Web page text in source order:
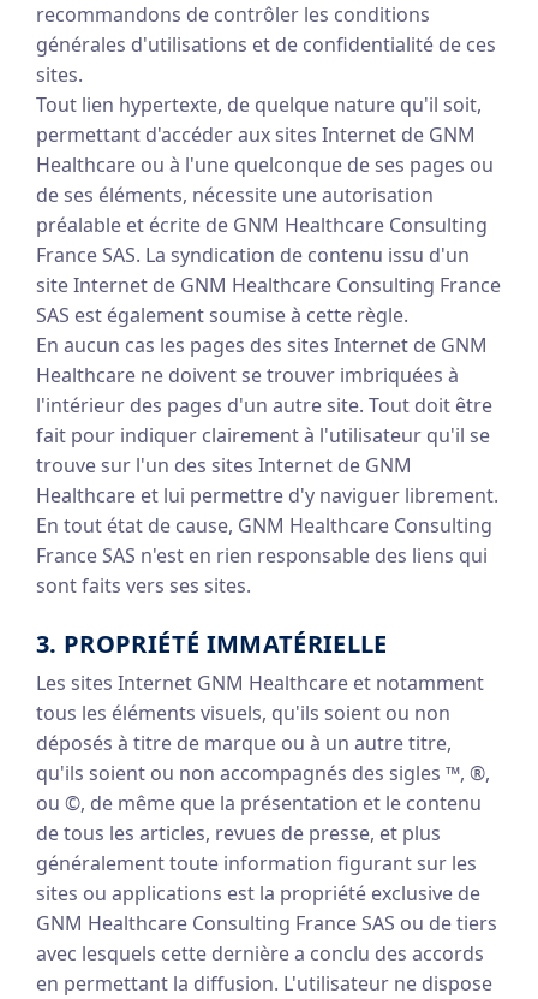
recommandons de contrôler les conditions
générales d'utilisations et de confidentialité de ces
sites.
Tout lien hypertexte, de quelque nature qu'il soit,
permettant d'accéder aux sites Internet de GNM
Healthcare ou à l'une quelconque de ses pages ou
de ses éléments, nécessite une autorisation
préalable et écrite de GNM Healthcare Consulting
France SAS. La syndication de contenu issu d'un
site Internet de GNM Healthcare Consulting France
SAS est également soumise à cette règle.
En aucun cas les pages des sites Internet de GNM
Healthcare ne doivent se trouver imbriquées à
l'intérieur des pages d'un autre site. Tout doit être
fait pour indiquer clairement à l'utilisateur qu'il se
trouve sur l'un des sites Internet de GNM
Healthcare et lui permettre d'y naviguer librement.
En tout état de cause, GNM Healthcare Consulting
France SAS n'est en rien responsable des liens qui
sont faits vers ses sites.
3. PROPRIÉTÉ IMMATÉRIELLE
Les sites Internet GNM Healthcare et notamment
tous les éléments visuels, qu'ils soient ou non
déposés à titre de marque ou à un autre titre,
qu'ils soient ou non accompagnés des sigles ™, ®,
ou ©, de même que la présentation et le contenu
de tous les articles, revues de presse, et plus
généralement toute information figurant sur les
sites ou applications est la propriété exclusive de
GNM Healthcare Consulting France SAS ou de tiers
avec lesquels cette dernière a conclu des accords
en permettant la diffusion. L'utilisateur ne dispose